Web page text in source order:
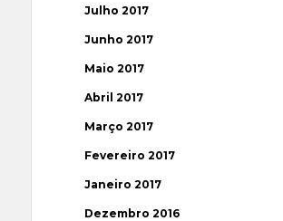
Julho 2017
Junho 2017
Maio 2017
Abril 2017
Março 2017
Fevereiro 2017
Janeiro 2017
Dezembro 2016